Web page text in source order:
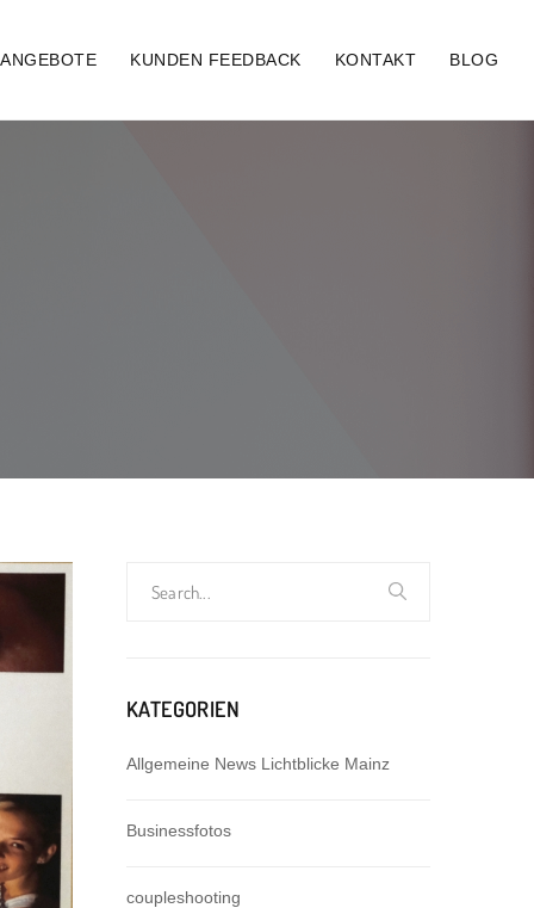
ANGEBOTE KUNDEN FEEDBACK KONTAKT BLOG
for:
KATEGORIEN
Allgemeine News Lichtblicke Mainz
Businessfotos
coupleshooting